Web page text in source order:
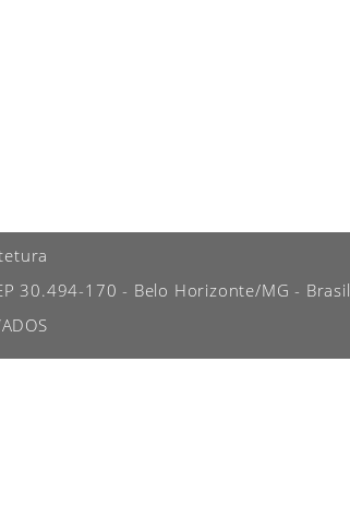
30.494-170 - Belo Horizonte/MG - Brasil